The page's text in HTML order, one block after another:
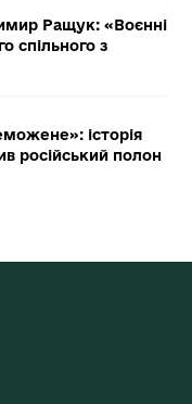
Ращук: «Воєнні
спільного з
історія
російський полон